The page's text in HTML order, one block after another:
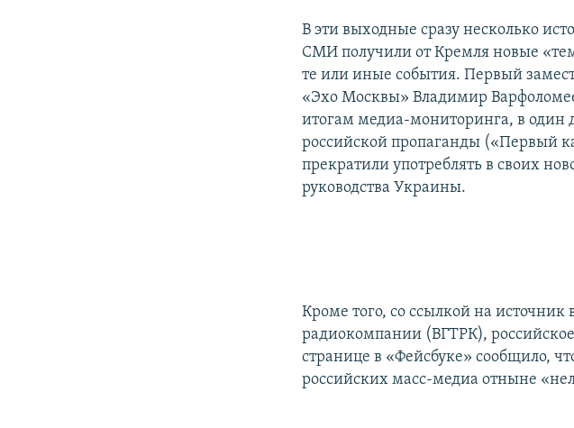
В эти выходные сразу несколько
СМИ получили от Кремля новые
те или иные события. Первый
«Эхо Москвы» Владимир
итогам медиа-мониторинга, в один
российской пропаганды («Первый
прекратили употреблять в своих
руководства Украины.
Кроме того, со ссылкой на источник
радиокомпании (ВГТРК),
странице в «Фейсбуке» сообщило,
российских масс-медиа отныне